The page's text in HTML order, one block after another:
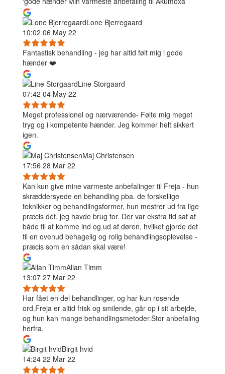
Lone Bjerregaard
10:02 06 May 22
Fantastisk behandling - jeg har altid følt mig i gode
hænder ❤️
Line Storgaard
07:42 04 May 22
Meget professionel og nærværende- Følte mig meget
tryg og i kompetente hænder. Jeg kommer helt sikkert
igen.
Maj Christensen
17:56 28 Mar 22
Kan kun give mine varmeste anbefalinger til Freja - hun
skræddersyede en behandling pba. de forskellige
teknikker og behandlingsformer, hun mestrer ud fra lige
præcis dét, jeg havde brug for. Der var ekstra tid sat af
både til at komme ind og ud af døren, hvilket gjorde det
til en ovenud behagelig og rolig behandlingsoplevelse -
præcis som en sådan skal være!
Allan Timm
13:07 27 Mar 22
Har fået en del behandlinger, og har kun rosende
ord.Freja er altid frisk og smilende, går op i sit arbejde,
og hun kan mange behandlingsmetoder.Stor anbefaling
herfra.
Birgit hvid
14:24 22 Mar 22